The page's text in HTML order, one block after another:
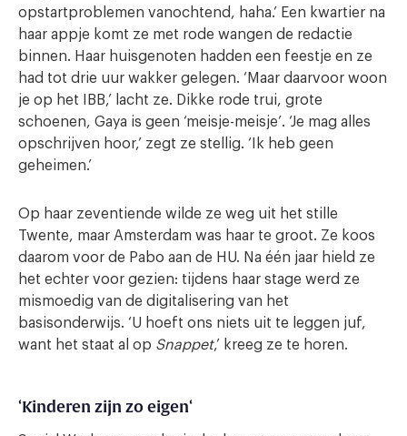
opstartproblemen vanochtend, haha.’ Een kwartier na
haar appje komt ze met rode wangen de redactie
binnen. Haar huisgenoten hadden een feestje en ze
had tot drie uur wakker gelegen. ‘Maar daarvoor woon
je op het IBB,’ lacht ze. Dikke rode trui, grote
schoenen, Gaya is geen ‘meisje-meisje’. ‘Je mag alles
opschrijven hoor,’ zegt ze stellig. ‘Ik heb geen
geheimen.’
Op haar zeventiende wilde ze weg uit het stille
Twente, maar Amsterdam was haar te groot. Ze koos
daarom voor de Pabo aan de HU. Na één jaar hield ze
het echter voor gezien: tijdens haar stage werd ze
mismoedig van de digitalisering van het
basisonderwijs. ‘U hoeft ons niets uit te leggen juf,
want het staat al op Snappet,’ kreeg ze te horen.
‘Kinderen zijn zo eigen‘